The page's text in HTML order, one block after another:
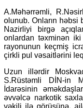
A.Məhərrəmli,
olunub. Onların həbsi
Nazirliyi birgə
onlardan təxminən
rayonunun keçmiş
çirkli pul vəsaitlərini
Uzun illərdir
S.Rüstəmli DİN-in
İdarəsinin
əvvəlcə narkotik
vəkili ilə görüşünə,